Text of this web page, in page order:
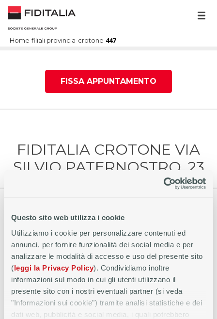
Questo sito web utilizza i cookie
Utilizziamo i cookie per personalizzare contenuti ed
annunci, per fornire funzionalità dei social media e per
analizzare le modalità di accesso e uso del presente sito
(leggi la Privacy Policy). Condividiamo inoltre
informazioni sul modo in cui gli utenti utilizzano il
presente sito con i nostri eventuali partner (si veda
"Informazioni sui cookie") tramite analisi statistiche e dei
dati web, pubblicità e social media, i quali potrebbero
Home filiali provincia-crotone 447
FISSA APPUNTAMENTO
FIDITALIA CROTONE VIA
SILVIO PATERNOSTRO, 23
Quinto Soluzioni Srl